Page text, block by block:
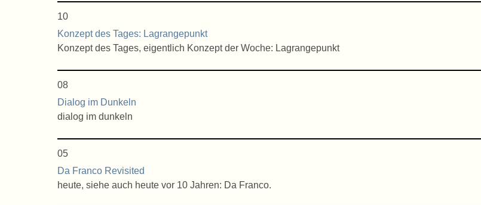
10
Konzept des Tages: Lagrangepunkt
Konzept des Tages, eigentlich Konzept der Woche: Lagrangepunkt
08
Dialog im Dunkeln
dialog im dunkeln
05
Da Franco Revisited
heute, siehe auch heute vor 10 Jahren: Da Franco.